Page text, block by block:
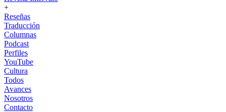
+
Reseñas
Traducción
Columnas
Podcast
Perfiles
YouTube
Cultura
Todos
Avances
Nosotros
Contacto